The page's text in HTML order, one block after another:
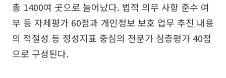
총 1400여 곳으로 늘어났다. 법적 의무 사항 준수 여
부 등 자체평가 60점과 개인정보 보호 업무 추진 내용
의 적절성 등 정성지표 중심의 전문가 심층평가 40점
으로 구성된다.